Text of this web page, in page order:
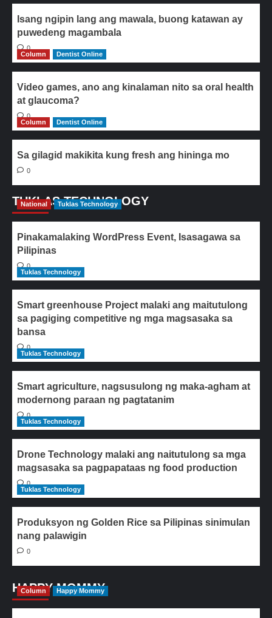
Isang ngipin lang ang mawala, buong katawan ay
puwedeng magambala
0
Column
Dentist Online
Video games, ano ang kinalaman nito sa oral health
at glaucoma?
0
Column
Dentist Online
Sa gilagid makikita kung fresh ang hininga mo
0
TUKLAS TECHNOLOGY
National Tuklas Technology
Pinakamalaking WordPress Event, Isasagawa sa
Pilipinas
0
Tuklas Technology
Smart greenhouse Project malaki ang maitutulong
sa pagiging competitive ng mga magsasaka sa
bansa
0
Tuklas Technology
Smart agriculture, nagsusulong ng maka-agham at
modernong paraan ng pagtatanim
0
Tuklas Technology
Drone Technology malaki ang naitutulong sa mga
magsasaka sa pagpapataas ng food production
0
Tuklas Technology
Produksyon ng Golden Rice sa Pilipinas sinimulan
nang palawigin
0
HAPPY MOMMY
Column Happy Mommy